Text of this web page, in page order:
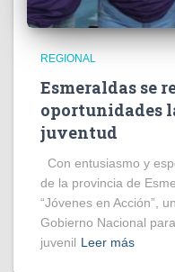
REGIONAL
Esmeraldas se
oportunidades
juventud
Con entusiasmo y
de la provincia de
“Jóvenes en Acción”,
Gobierno Nacional
juvenil Leer más